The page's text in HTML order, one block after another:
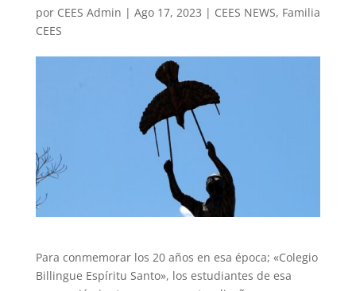
por CEES Admin | Ago 17, 2023 | CEES NEWS, Familia
CEES
Para conmemorar los 20 años en esa época; «Colegio
Billingue Espíritu Santo», los estudiantes de esa